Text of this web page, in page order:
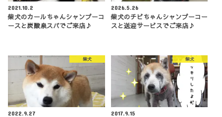
2021.10.2
柴犬のカールちゃんシャンプーコ
ースと炭酸泉スパでご来店♪
2026.5.26
柴犬のチビちゃんシャンプーコー
スと送迎サービスでご来店♪
柴犬
2022.9.27
柴犬
2017.9.15